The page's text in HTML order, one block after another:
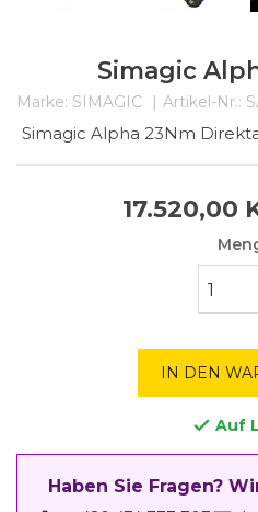
Simagic
Marke: SIMAGIC Artikel-Nr.:
Simagic Alpha 23Nm
17.520,00
IN DEN
 Auf
Haben Sie Fragen?